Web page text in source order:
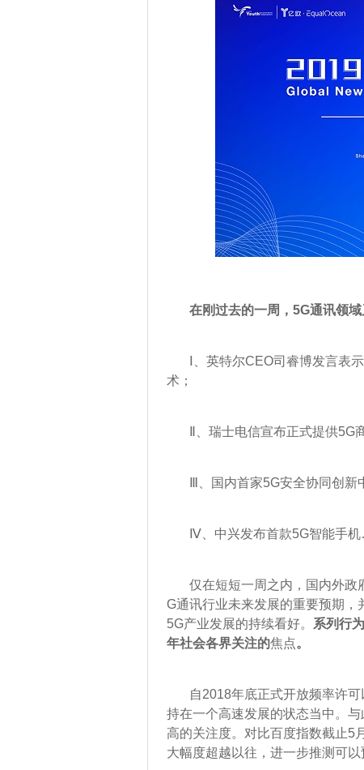
在刚过去的一周，5G通讯领
Ⅰ、英特尔CEO司睿博发言表示
术；
Ⅱ、瑞士电信宣布正式提供5G商
Ⅲ、国内首家5G安全协同创新
Ⅳ、中兴发布首款5G智能手
仅在短短一周之内，国内外政
G通讯行业未来发展的重要预期
5G产业发展的持续看好。
系列行
年社会各界关注的焦点。
自2018年底正式开放频率许可
持在一个高速发展的状态当中。
高的关注度。对比百度指数截止5
大幅度超越以往，进一步推测可